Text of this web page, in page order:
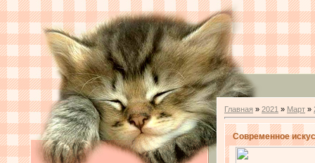
Главная » 2021 » Март »
Современное